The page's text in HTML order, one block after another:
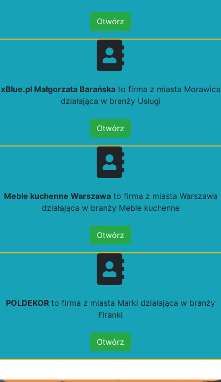
Otwórz
xBlue.pl Małgorzata Barańskato firma z miasta Morawica
działająca w branży Usługi
Otwórz
Meble kuchenne Warszawato firma z miasta Warszawa
działająca w branży Meble kuchenne
Otwórz
POLDEKOR to firma z miasta Marki działająca w branży
Firanki
Otwórz